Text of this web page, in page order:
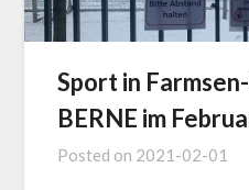
Sport in
BERNE im
Posted on 2021-02-01